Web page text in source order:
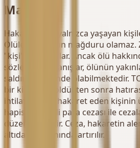
Mağdur
Hakaret suçu yalnızca yaşayan
Ölüler bu suçun mağduru
"kişi" sayılmazlar. Ancak ölü
sözler ve davranışlar, ölünün
saldırı niteliğinde olabilmektedir.
bir kimsenin öldükten sonra
ihtilat ederek hakaret eden kişinin
hapis veya adli para cezası ile
düzenlenmiştir. Ceza, hakaretin
altıda bir oranında artırılır.